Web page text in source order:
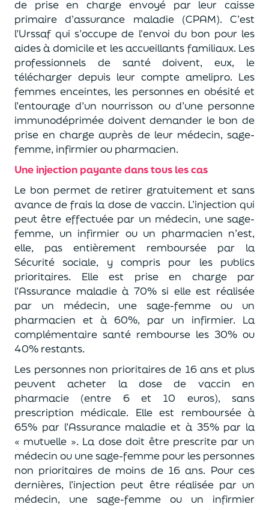
de prise en charge envoyé par leur caisse
primaire d’assurance maladie (CPAM). C’est
l’Urssaf qui s’occupe de l’envoi du bon pour les
aides à domicile et les accueillants familiaux. Les
professionnels de santé doivent, eux, le
télécharger depuis leur compte amelipro. Les
femmes enceintes, les personnes en obésité et
l’entourage d’un nourrisson ou d’une personne
immunodéprimée doivent demander le bon de
prise en charge auprès de leur médecin, sage-
femme, infirmier ou pharmacien.
Une injection payante dans tous les cas
Le bon permet de retirer gratuitement et sans
avance de frais la dose de vaccin. L’injection qui
peut être effectuée par un médecin, une sage-
femme, un infirmier ou un pharmacien n’est,
elle, pas entièrement remboursée par la
Sécurité sociale, y compris pour les publics
prioritaires. Elle est prise en charge par
l’Assurance maladie à 70% si elle est réalisée
par un médecin, une sage-femme ou un
pharmacien et à 60%, par un infirmier. La
complémentaire santé rembourse les 30% ou
40% restants.
Les personnes non prioritaires de 16 ans et plus
peuvent acheter la dose de vaccin en
pharmacie (entre 6 et 10 euros), sans
prescription médicale. Elle est remboursée à
65% par l’Assurance maladie et à 35% par la
« mutuelle ». La dose doit être prescrite par un
médecin ou une sage-femme pour les personnes
non prioritaires de moins de 16 ans. Pour ces
dernières, l’injection peut être réalisée par un
médecin, une sage-femme ou un infirmier